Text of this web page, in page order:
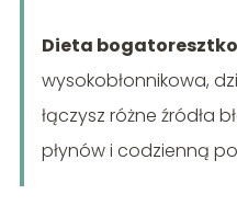
Dieta
wysokobłonnikowa,
łączysz różne źródła
płynów i codzienną